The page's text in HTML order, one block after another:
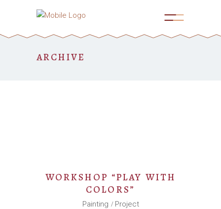
ARCHIVE
WORKSHOP “PLAY WITH
COLORS”
Painting Project